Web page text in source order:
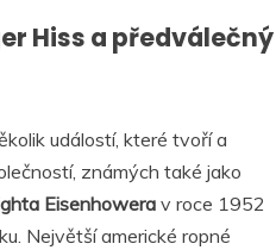
Hiss a předválečný
událostí, které tvoří a
známých také jako
Eisenhowerav roce 1952
Největší americké ropné